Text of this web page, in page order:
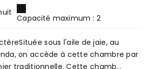
Capacité maximum : 2
sous l'aile de jaie, au
on accède à cette chambre par
traditionnelle. Cette chamb...